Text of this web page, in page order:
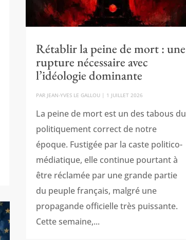
Rétablir la peine de mort : une
rupture nécessaire avec
l’idéologie dominante
PAR JEAN-YVES LE GALLOU| 1 JUILLET 2026
La peine de mort est un des tabous du
politiquement correct de notre
époque. Fustigée par la caste politico-
médiatique, elle continue pourtant à
être réclamée par une grande partie
du peuple français, malgré une
propagande officielle très puissante.
Cette semaine,...